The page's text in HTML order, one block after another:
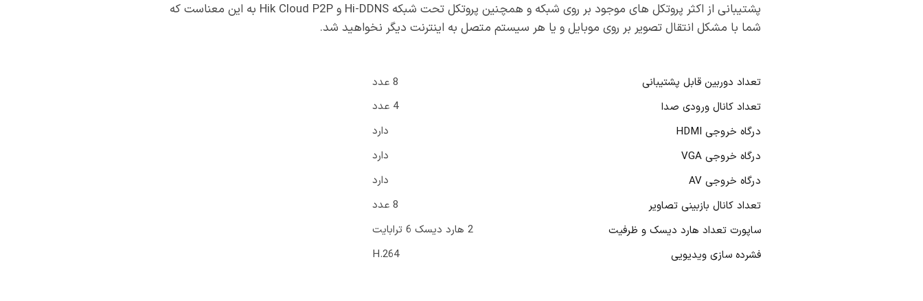
پشتیبانی از اکثر پروتکل های موجود بر روی شبکه و همچنین پروتکل تحت شبکه Hi-DDNS و Hik Cloud P2P به این معناست که
شما با مشکل انتقال تصویر بر روی موبایل و یا هر سیستم متصل به اینترنت دیگر نخواهید شد.
تعداد دوربین قابل پشتیبانی
8 عدد
تعداد کانال ورودی صدا
4 عدد
درگاه خروجی HDMI
دارد
درگاه خروجی VGA
دارد
درگاه خروجی AV
دارد
تعداد کانال بازبینی تصاویر
8 عدد
ساپورت تعداد هارد دیسک و ظرفیت
2 هارد دیسک 6 ترابایت
فشرده سازی ویدیویی
H.264